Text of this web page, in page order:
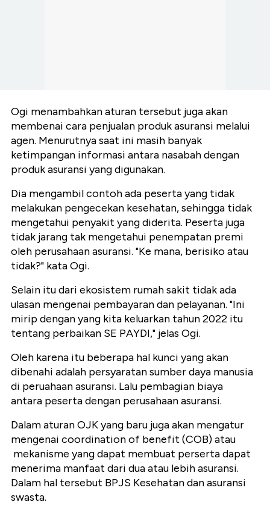
Ogi menambahkan aturan tersebut juga akan
membenai cara penjualan produk asuransi melalui
agen. Menurutnya saat ini masih banyak
ketimpangan informasi antara nasabah dengan
produk asuransi yang digunakan.
Dia mengambil contoh ada peserta yang tidak
melakukan pengecekan kesehatan, sehingga tidak
mengetahui penyakit yang diderita. Peserta juga
tidak jarang tak mengetahui penempatan premi
oleh perusahaan asuransi. "Ke mana, berisiko atau
tidak?" kata Ogi.
Selain itu dari ekosistem rumah sakit tidak ada
ulasan mengenai pembayaran dan pelayanan. "Ini
mirip dengan yang kita keluarkan tahun 2022 itu
tentang perbaikan SE PAYDI," jelas Ogi.
Oleh karena itu beberapa hal kunci yang akan
dibenahi adalah persyaratan sumber daya manusia
di peruahaan asuransi. Lalu pembagian biaya
antara peserta dengan perusahaan asuransi.
Dalam aturan OJK yang baru juga akan mengatur
mengenai coordination of benefit (COB) atau
mekanisme yang dapat membuat perserta dapat
menerima manfaat dari dua atau lebih asuransi.
Dalam hal tersebut BPJS Kesehatan dan asuransi
swasta.